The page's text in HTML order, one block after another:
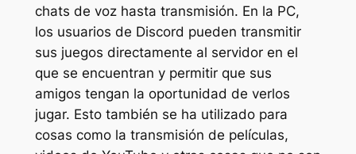
chats de voz hasta transmisión. En la PC,
los usuarios de Discord pueden transmitir
sus juegos directamente al servidor en el
que se encuentran y permitir que sus
amigos tengan la oportunidad de verlos
jugar. Esto también se ha utilizado para
cosas como la transmisión de películas,